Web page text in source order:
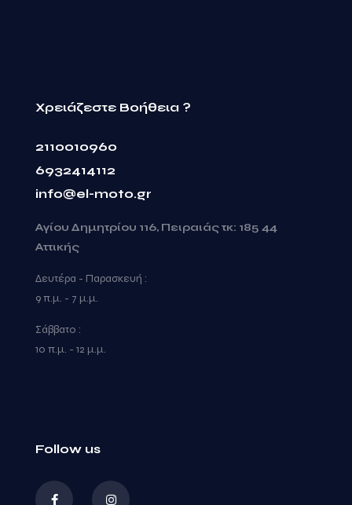
Χρειάζεστε Βοήθεια ?
2110010960
6932414112
info@el-moto.gr
Αγίου Δημητρίου 116, Πειραιάς τκ: 185 44
Αττικής
Δευτέρα - Παρασκευή :
9 π.μ. - 7 μ.μ.
Σάββατο :
10 π.μ. - 12 μ.μ.
Follow us